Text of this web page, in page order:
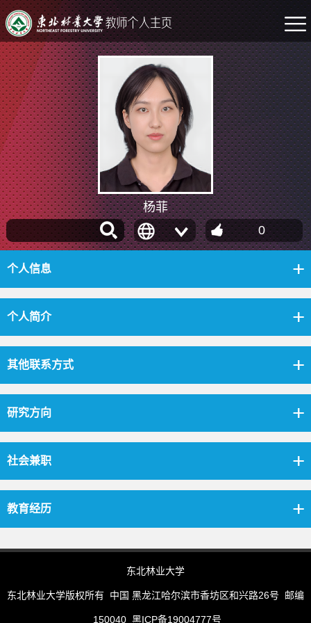
杨菲
0
个人信息
个人简介
其他联系方式
研究方向
社会兼职
教育经历
东北林业大学
东北林业大学版权所有 中国 黑龙江哈尔滨市香坊区和兴路26号 邮编
150040 黑ICP备19004777号